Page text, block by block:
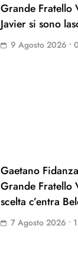
Grande Fratello
Javier si sono
9 Agosto 2026 •
Gaetano
Grande Fratello
scelta c’entra
7 Agosto 2026 •